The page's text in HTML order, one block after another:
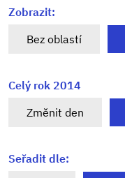
Zobrazit:
Bez oblastí
Celý rok 2014
Změnit den
Seřadit dle: